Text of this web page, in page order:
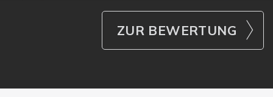
ZUR BEWERTUNG